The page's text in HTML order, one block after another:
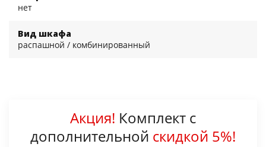
нет
Вид шкафа
распашной / комбинированный
Акция! Комплект с
дополнительной скидкой 5%!